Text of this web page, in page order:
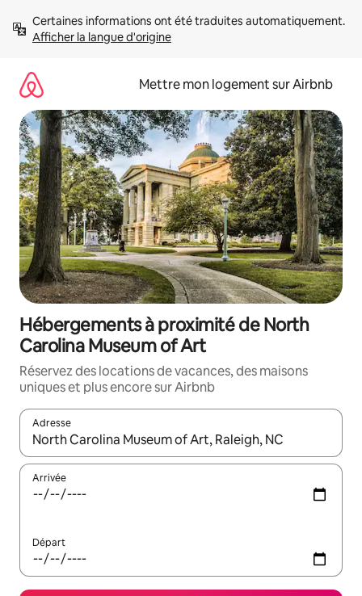
directement
Afficher la langue d'origine
Mettre mon logement sur Airbnb
Hébergements à proximité de North
Carolina Museum of Art
Réservez des locations de vacances, des maisons
uniques et plus encore sur Airbnb
Adresse
Lorsque les résultats s'affichent, utilisez les flèches vers le
Arrivée
Départ